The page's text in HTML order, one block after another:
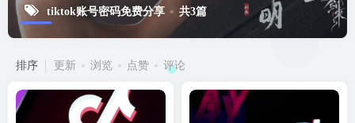
tiktok账号密码免费分享 共3篇
排序 更新 浏览 点赞 评论